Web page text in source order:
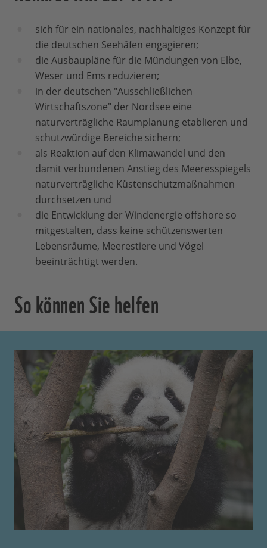
sich für ein nationales, nachhaltiges Konzept für
die deutschen Seehäfen engagieren;
die Ausbaupläne für die Mündungen von Elbe,
Weser und Ems reduzieren;
in der deutschen "Ausschließlichen
Wirtschaftszone" der Nordsee eine
naturverträgliche Raumplanung etablieren und
schutzwürdige Bereiche sichern;
als Reaktion auf den Klimawandel und den
damit verbundenen Anstieg des Meeresspiegels
naturverträgliche Küstenschutzmaßnahmen
durchsetzen und
die Entwicklung der Windenergie offshore so
mitgestalten, dass keine schützenswerten
Lebensräume, Meerestiere und Vögel
beeinträchtigt werden.
So können Sie helfen